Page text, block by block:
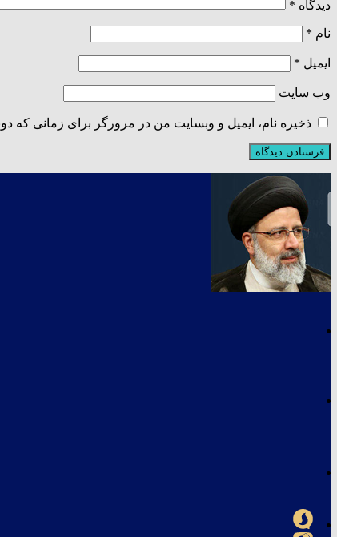
دیدگاه *
نام *
ایمیل *
وب‌ سایت
ذخیره نام، ایمیل و وبسایت من در مرورگر برای زمانی که